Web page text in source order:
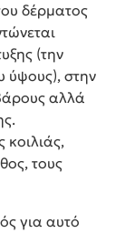
δέρματος
(την
ύψους), στην
αλλά
κοιλιάς,
τους
για αυτό